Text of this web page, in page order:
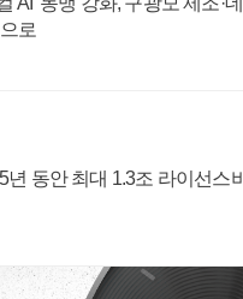
로
동안 최대 1.3조 라이선스비